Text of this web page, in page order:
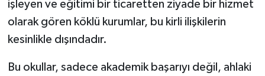
işleyen ve eğitimi bir ticaretten ziyade bir hizmet
olarak gören köklü kurumlar, bu kirli ilişkilerin
kesinlikle dışındadır.
Bu okullar, sadece akademik başarıyı değil, ahlaki